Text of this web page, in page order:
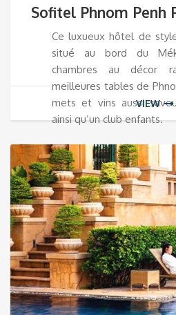
Sofitel Phnom Penh
Ce luxueux hôtel de
situé au bord du
chambres au décor
meilleures tables de
mets et vins aussi
ainsi qu’un club enfants.
VIEW